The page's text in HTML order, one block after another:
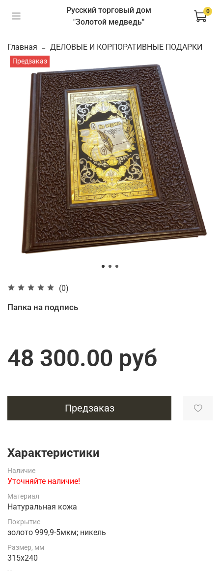
Русский торговый дом
"Золотой медведь"
0
Главная ДЕЛОВЫЕ И КОРПОРАТИВНЫЕ ПОДАРКИ
Предзаказ
(0)
Папка на подпись
48 300.00 руб
Предзаказ
Характеристики
Наличие
Уточняйте наличие!
Материал
Натуральная кожа
Покрытие
золото 999,9-5мкм; никель
Размер, мм
315х240